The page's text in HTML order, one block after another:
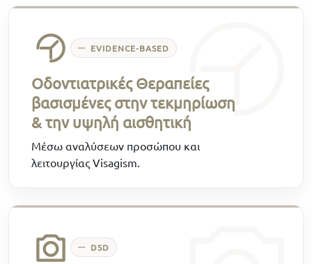
EVIDENCE-BASED
Οδοντιατρικές Θεραπείες
βασισμένες στην τεκμηρίωση
& την υψηλή αισθητική
Μέσω αναλύσεων προσώπου και
λειτουργίας Visagism.
DSD